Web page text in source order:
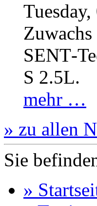
S 2.5L.
mehr …
» zu allen
Sie
»